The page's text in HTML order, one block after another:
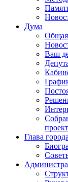
Дума
Ваш
Глава города